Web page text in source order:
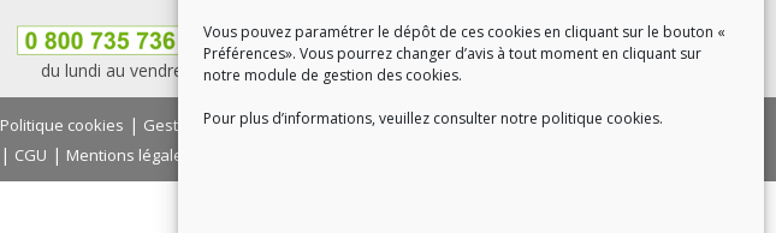
Vous pouvez paramétrer le dépôt de ces cookies en cliquant sur le bouton «
Préférences». Vous pourrez changer d’avis à tout moment en cliquant sur
notre module de gestion des cookies.
Pour plus d’informations, veuillez consulter notre politique cookies.
du lundi au vendredi, de 8h30 à 18h30
Politique cookies | Gestion des cookies|Politique de confidentialité
| CGU | Mentions légales